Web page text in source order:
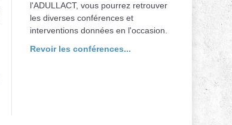
l'ADULLACT, vous pourrez retrouver
les diverses conférences et
interventions données en l'occasion.
Revoir les conférences...